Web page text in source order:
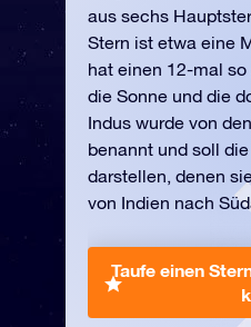
aus sechs
Stern ist etwa eine
hat einen 12-mal
die Sonne und die
Indus wurde von
benannt und soll
darstellen, denen
von Indien nach
Taufe einen